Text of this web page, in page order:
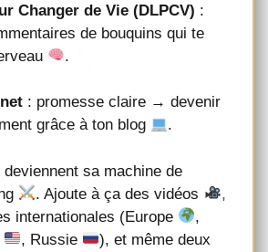
Changer de Vie (DLPCV) :
de bouquins qui te
.
: promesse claire → devenir
grâce à ton blog
.
sa machine de
. Ajoute à ça des vidéos
,
internationales (Europe
,
, Russie
), et même deux